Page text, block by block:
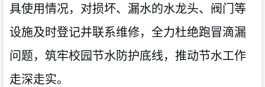
具使用情况，对损坏、漏水的水龙头、阀门等
设施及时登记并联系维修，全力杜绝跑冒滴漏
问题，筑牢校园节水防护底线，推动节水工作
走深走实。